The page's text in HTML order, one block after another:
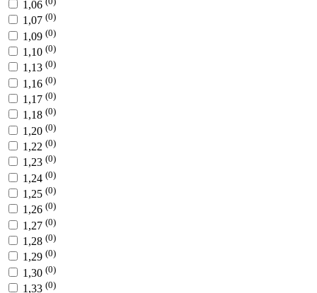
1,06
1,07 (0)
1,09 (0)
1,10 (0)
1,13 (0)
1,16 (0)
1,17 (0)
1,18 (0)
1,20 (0)
1,22 (0)
1,23 (0)
1,24 (0)
1,25 (0)
1,26 (0)
1,27 (0)
1,28 (0)
1,29 (0)
1,30 (0)
1,33 (0)